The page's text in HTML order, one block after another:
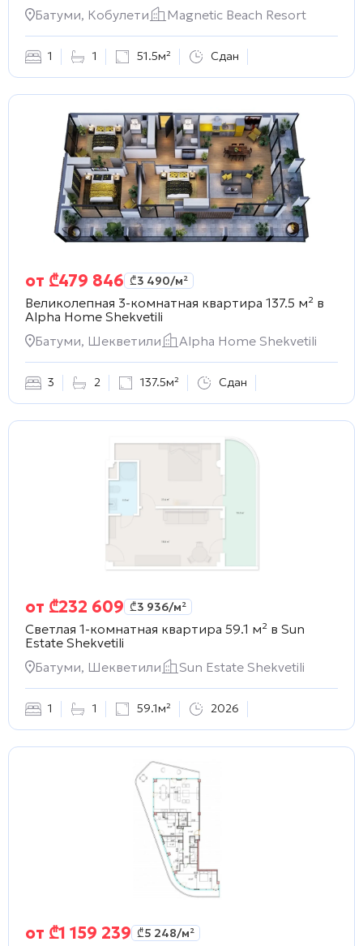
Батуми, Кобулети
Magnetic Beach Resort
1 1 51.5м² Сдан
от ₾479 846 ₾3 490/м²
Великолепная 3-комнатная квартира 137.5 м² в
Alpha Home Shekvetili
Батуми, Шекветили
Alpha Home Shekvetili
3 2 137.5м² Сдан
от ₾232 609 ₾3 936/м²
Светлая 1-комнатная квартира 59.1 м² в Sun
Estate Shekvetili
Батуми, Шекветили
Sun Estate Shekvetili
1 1 59.1м² 2026
от ₾1 159 239 ₾5 248/м²